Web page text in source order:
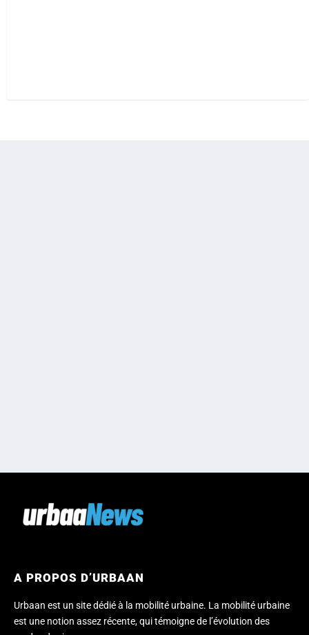
A PROPOS D’URBAAN
Urbaan est un site dédié à la mobilité urbaine. La mobilité urbaine
est une notion assez récente, qui témoigne de l’évolution des